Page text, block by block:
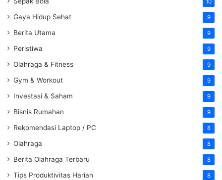
10
Gaya Hidup Sehat 9
Berita Utama 9
Peristiwa 9
Olahraga & Fitness 9
Gym & Workout 9
Investasi & Saham 9
Bisnis Rumahan 9
Rekomendasi Laptop / PC 8
Olahraga 8
Berita Olahraga Terbaru 8
Tips Produktivitas Harian 8